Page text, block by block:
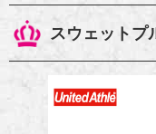
スウェットプ